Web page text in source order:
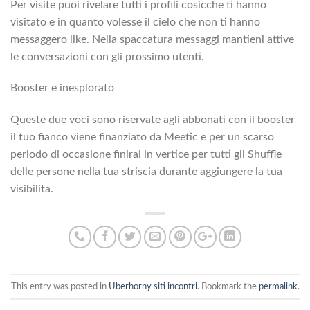
Per visite puoi rivelare tutti i profili cosicche ti hanno
visitato e in quanto volesse il cielo che non ti hanno
messaggero like. Nella spaccatura messaggi mantieni attive
le conversazioni con gli prossimo utenti.
Booster e inesplorato
Queste due voci sono riservate agli abbonati con il booster
il tuo fianco viene finanziato da Meetic e per un scarso
periodo di occasione finirai in vertice per tutti gli Shuffle
delle persone nella tua striscia durante aggiungere la tua
visibilita.
This entry was posted in Uberhorny siti incontri. Bookmark the permalink.